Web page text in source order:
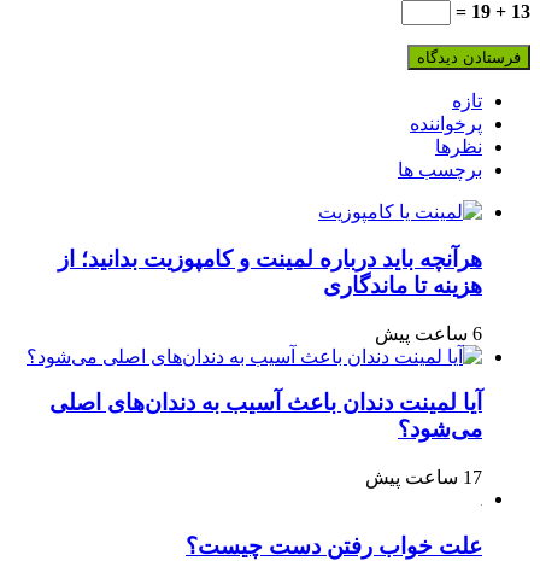
13 + 19 =
تازه
پرخواننده
نظرها
برچسب ها
هرآنچه باید درباره لمینت و کامپوزیت بدانید؛ از
هزینه تا ماندگاری
6 ساعت پیش
آیا لمینت دندان باعث آسیب به دندان‌های اصلی
می‌شود؟
17 ساعت پیش
علت خواب رفتن دست چیست؟